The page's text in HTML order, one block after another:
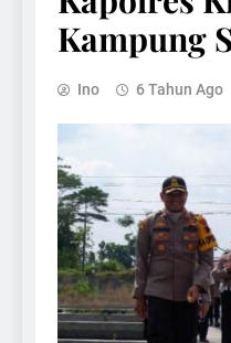
Kampung
Ino 6 Tahun Ago